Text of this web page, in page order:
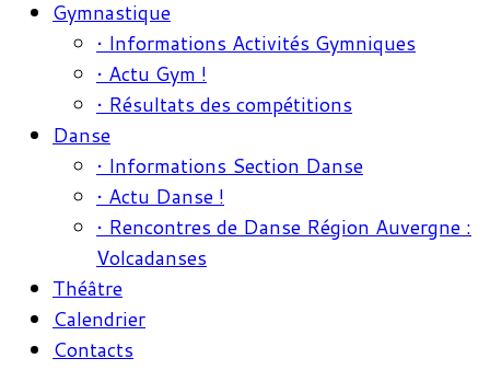
Gymnastique
• Informations Activités Gymniques
• Actu Gym !
• Résultats des compétitions
Danse
• Informations Section Danse
• Actu Danse !
• Rencontres de Danse Région Auvergne :
Volcadanses
Théâtre
Calendrier
Contacts